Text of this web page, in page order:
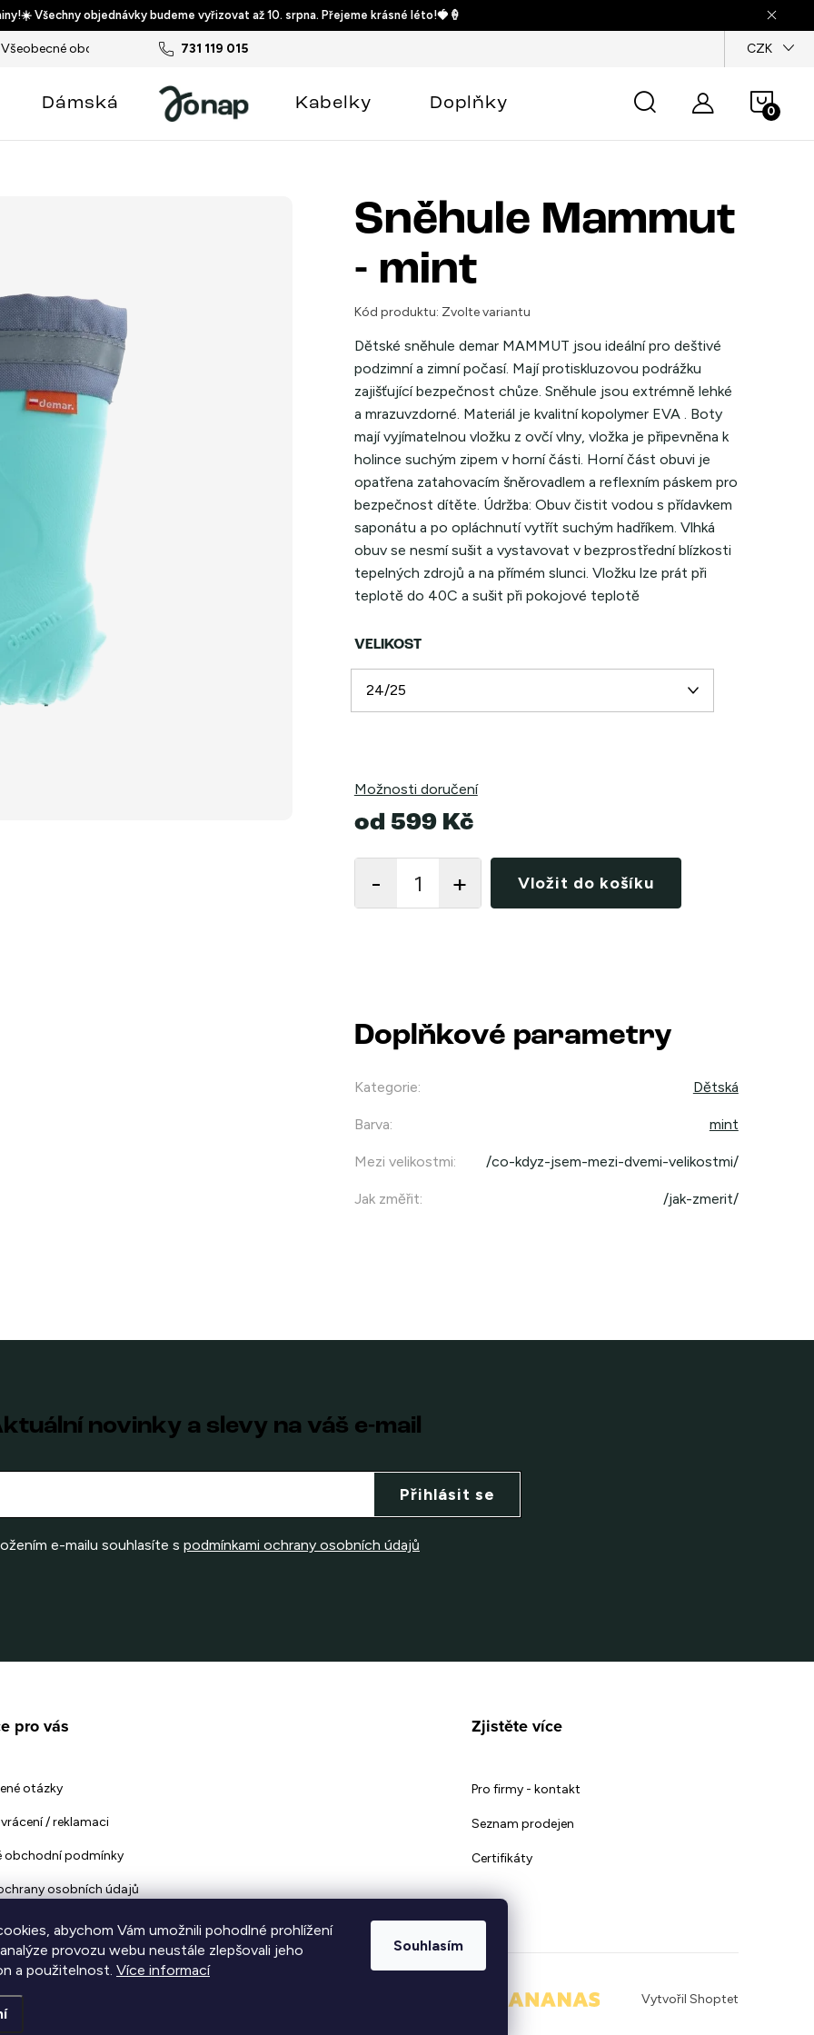
abychom Vám umožnili pohodlné prohlížení
provozu webu neustále zlepšovali jeho
a použitelnost. Více informací
Souhlasím
Všechny objednávky budeme vyřizovat až 10. srpna. Přejeme krásné léto!🍓🍦
731 119 015
Všeobecné obchodní podmínky Podmínky ochrany osobních údajů CZK
košík
Dámská Kabelky Doplňky
Sněhule Mammut
- mint
Kód produktu: Zvolte variantu
Dětské sněhule demar MAMMUT jsou ideální pro deštivé
podzimní a zimní počasí. Mají protiskluzovou podrážku
zajišťující bezpečnost chůze. Sněhule jsou extrémně lehké
a mrazuvzdorné. Materiál je kvalitní kopolymer EVA . Boty
mají vyjímatelnou vložku z ovčí vlny, vložka je připevněna k
holince suchým zipem v horní části. Horní část obuvi je
opatřena zatahovacím šněrovadlem a reflexním páskem pro
bezpečnost dítěte. Údržba: Obuv čistit vodou s přídavkem
saponátu a po opláchnutí vytřít suchým hadříkem. Vlhká
obuv se nesmí sušit a vystavovat v bezprostřední blízkosti
tepelných zdrojů a na přímém slunci. Vložku lze prát při
teplotě do 40C a sušit při pokojové teplotě
VELIKOST
Možnosti doručení
od 599 Kč
Vložit do košíku
Doplňkové parametry
Kategorie: Dětská
Barva: mint
Mezi velikostmi: /co-kdyz-jsem-mezi-dvemi-velikostmi/
Jak změřit: /jak-zmerit/
novinky a slevy na váš e-mail
e-mailu souhlasíte s podmínkami ochrany osobních údajů
Přihlásit se
pro vás
otázky
/ reklamaci
obchodní podmínky
osobních údajů
Zjistěte více
Pro firmy - kontakt
Seznam prodejen
Certifikáty
Vytvořil Shoptet